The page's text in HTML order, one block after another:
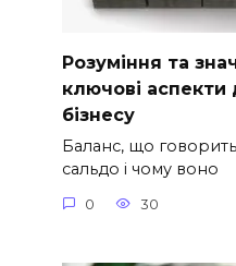
Розуміння та
ключові
бізнесу
Баланс, що
сальдо і чому воно
0 30